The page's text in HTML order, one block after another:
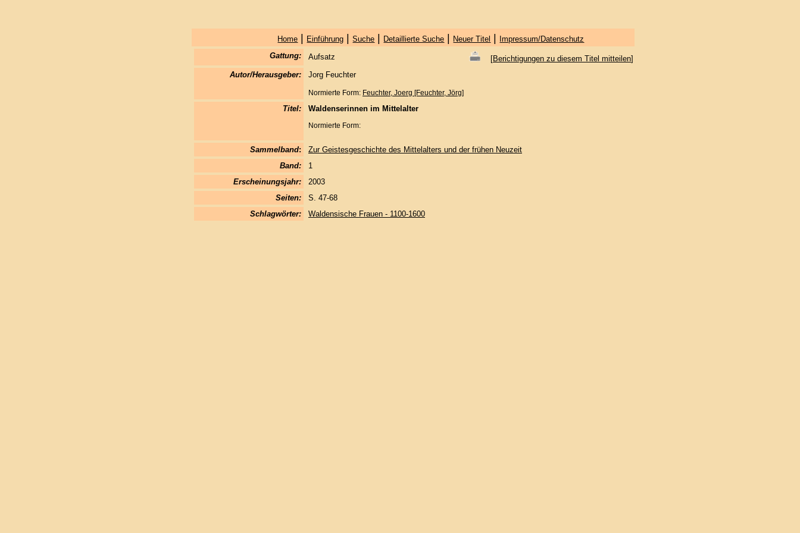
Home | Einführung |Suche | Detaillierte Suche | Neuer Titel |
Impressum/Datenschutz
Gattung:
Aufsatz [Berichtigungen zu diesem Titel mitteilen]
Autor/Herausgeber:
Jorg Feuchter
Normierte Form: Feuchter, Joerg [Feuchter, Jörg]
Titel: Waldenserinnen im Mittelalter
Normierte Form:
Sammelband:
Zur Geistesgeschichte des Mittelalters und der frühen Neuzeit
Band:
1
Erscheinungsjahr:
2003
Seiten:
S. 47-68
Schlagwörter:
Waldensische Frauen - 1100-1600